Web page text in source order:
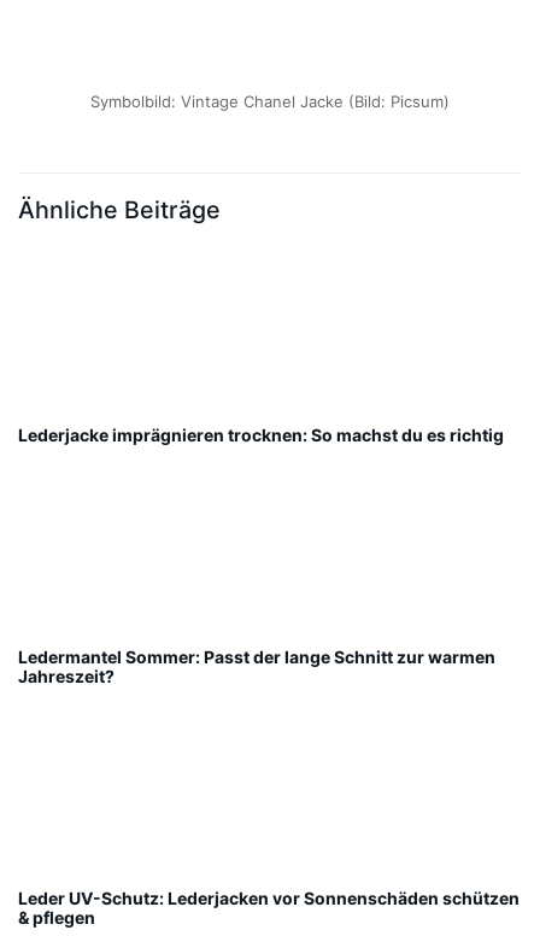
Symbolbild: Vintage Chanel Jacke (Bild: Picsum)
Ähnliche Beiträge
Lederjacke imprägnieren trocknen: So machst du es richtig
Ledermantel Sommer: Passt der lange Schnitt zur warmen
Jahreszeit?
Leder UV-Schutz: Lederjacken vor Sonnenschäden schützen
& pflegen